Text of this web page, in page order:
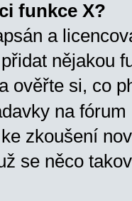
funkce X?
a
nějakou
a ověřte si, co
na
zkoušení
se něco